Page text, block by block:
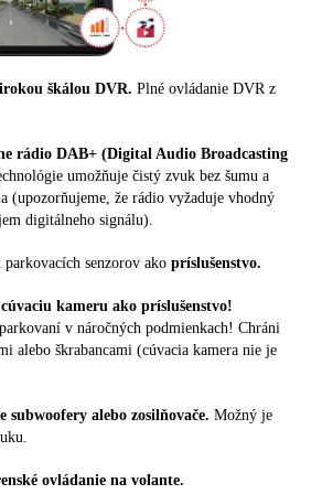
škálou DVR. Plné ovládanie DVR z
rádio DAB+ (Digital Audio Broadcasting
umožňuje čistý zvuk bez šumu a
(upozorňujeme, že rádio vyžaduje vhodný
digitálneho signálu).
parkovacích senzorov ako príslušenstvo.
kameru ako príslušenstvo!
v náročných podmienkach! Chráni
alebo škrabancami (cúvacia kamera nie je
subwoofery alebo zosilňovače. Možný je
ovládanie na volante.